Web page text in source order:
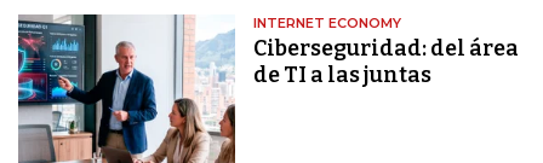
INTERNET ECONOMY
Ciberseguridad: del área
de TI a las juntas